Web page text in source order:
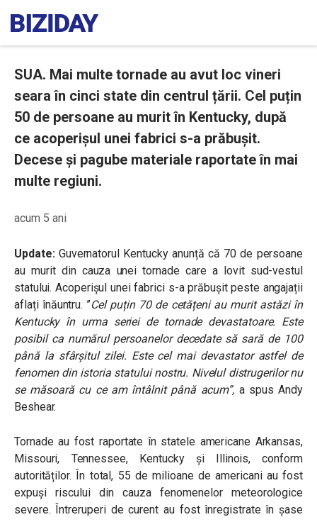
SUA. Mai multe tornade au avut loc vineri
seara în cinci state din centrul țării. Cel puțin
50 de persoane au murit în Kentucky, după
ce acoperișul unei fabrici s-a prăbușit.
Decese și pagube materiale raportate în mai
multe regiuni.
acum 5 ani
Update:Guvernatorul Kentucky anunță că 70 de persoane
au murit din cauza unei tornade care a lovit sud-vestul
statului. Acoperișul unei fabrici s-a prăbușit peste angajații
aflați înăuntru. ”Cel puțin 70 de cetățeni au murit astăzi în
Kentucky în urma seriei de tornade devastatoare. Este
posibil ca numărul persoanelor decedate să sară de 100
până la sfârșitul zilei. Este cel mai devastator astfel de
fenomen din istoria statului nostru. Nivelul distrugerilor nu
se măsoară cu ce am întâlnit până acum”, a spus Andy
Beshear.
Tornade au fost raportate în statele americane Arkansas,
Missouri, Tennessee, Kentucky și Illinois, conform
autorităților. În total, 55 de milioane de americani au fost
expuși riscului din cauza fenomenelor meteorologice
severe. Întreruperi de curent au fost înregistrate în șase